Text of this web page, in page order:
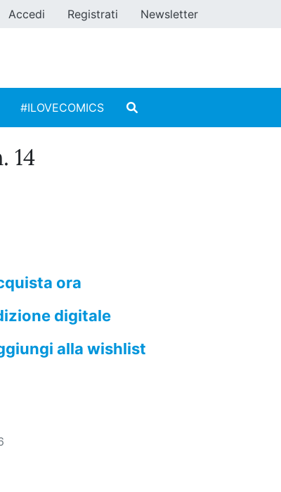
Accedi Registrati Newsletter
#ILOVECOMICS
14
ora
digitale
alla wishlist